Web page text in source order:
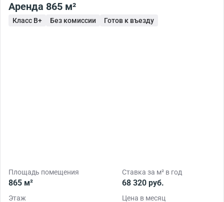
Аренда 865 м²
Класс B+ Без комиссии Готов к въезду
Площадь помещения
865 м²
Ставка за м² в год
68 320 руб.
Этаж Цена в месяц